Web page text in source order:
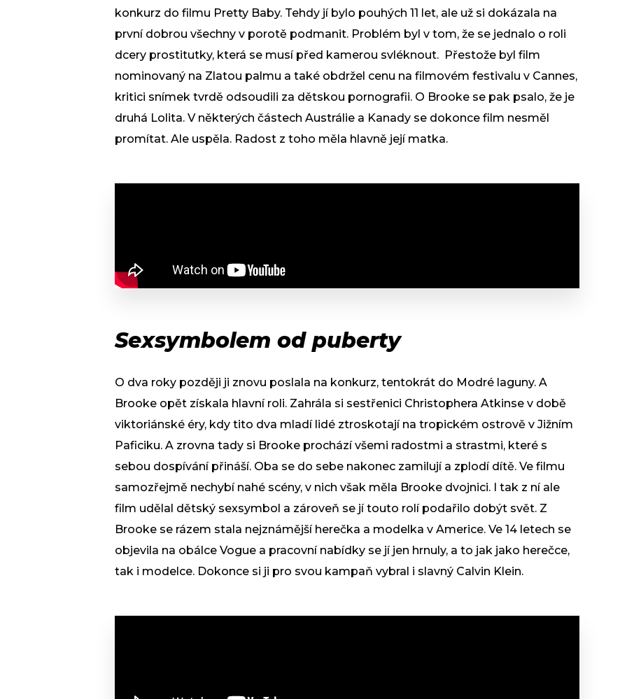
konkurz do filmu Pretty Baby. Tehdy jí bylo pouhých 11 let, ale už si dokázala na
první dobrou všechny v porotě podmanit. Problém byl v tom, že se jednalo o roli
dcery prostitutky, která se musí před kamerou svléknout. Přestože byl film
nominovaný na Zlatou palmu a také obdržel cenu na filmovém festivalu v Cannes,
kritici snímek tvrdě odsoudili za dětskou pornografii. O Brooke se pak psalo, že je
druhá Lolita. V některých částech Austrálie a Kanady se dokonce film nesměl
promítat. Ale uspěla. Radost z toho měla hlavně její matka.
Sexsymbolem od puberty
O dva roky později ji znovu poslala na konkurz, tentokrát do Modré laguny. A
Brooke opět získala hlavní roli. Zahrála si sestřenici Christophera Atkinse v době
viktoriánské éry, kdy tito dva mladí lidé ztroskotají na tropickém ostrově v Jižním
Paficiku. A zrovna tady si Brooke prochází všemi radostmi a strastmi, které s
sebou dospívání přináší. Oba se do sebe nakonec zamilují a zplodí dítě. Ve filmu
samozřejmě nechybí nahé scény, v nich však měla Brooke dvojnici. I tak z ní ale
film udělal dětský sexsymbol a zároveň se jí touto rolí podařilo dobýt svět. Z
Brooke se rázem stala nejznámější herečka a modelka v Americe. Ve 14 letech se
objevila na obálce Vogue a pracovní nabídky se jí jen hrnuly, a to jak jako herečce,
tak i modelce. Dokonce si ji pro svou kampaň vybral i slavný Calvin Klein.